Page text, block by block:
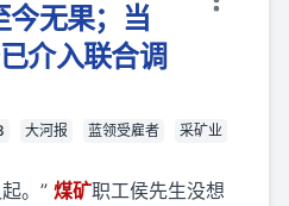
今无果；当
介入联合调
大河报 蓝领受雇者
采矿业
。” 煤矿职工侯先生没想